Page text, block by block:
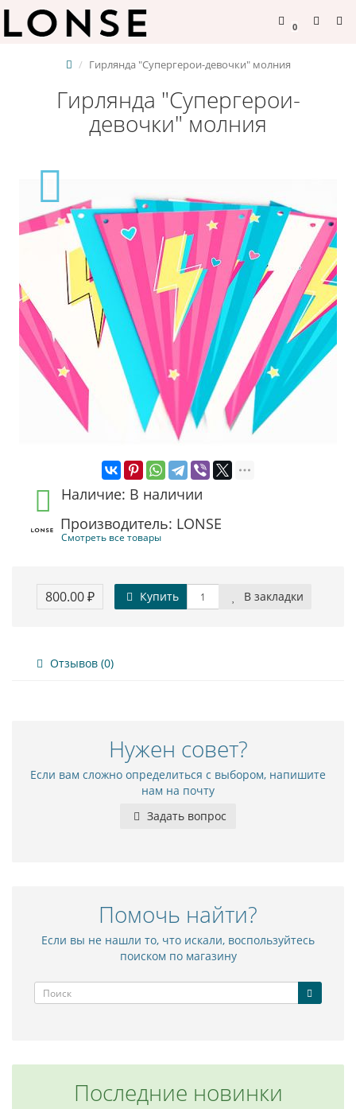
0
Гирлянда "Супергерои-девочки" молния
Гирлянда "Супергерои-
девочки" молния
Наличие: В наличии
Производитель: LONSE
Смотреть все товары
800.00 ₽ Купить В закладки
Отзывов (0)
Нужен совет?
Если вам сложно определиться с выбором, напишите
нам на почту
Задать вопрос
Помочь найти?
Если вы не нашли то, что искали, воспользуйтесь
поиском по магазину
Последние новинки